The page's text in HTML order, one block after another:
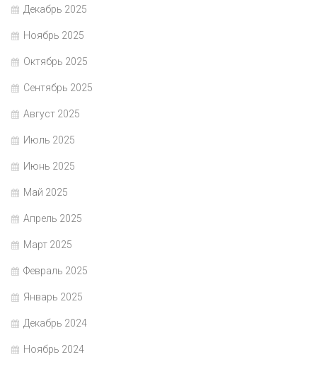
Декабрь 2025
Ноябрь 2025
Октябрь 2025
Сентябрь 2025
Август 2025
Июль 2025
Июнь 2025
Май 2025
Апрель 2025
Март 2025
Февраль 2025
Январь 2025
Декабрь 2024
Ноябрь 2024